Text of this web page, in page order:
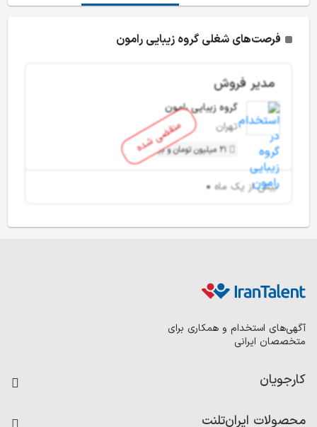
فرصت‌های شغلی گروه زیبایی رامون
منقضی شده
مدیر فروش
گروه زیبایی رامون
تهران
21 میلیون تومان و بیشتر
بیش از یک ماه
آگهی‌های استخدام و همکاری برای
متخصصان ایرانی
کارجویان
محصولات ایران‌تلنت